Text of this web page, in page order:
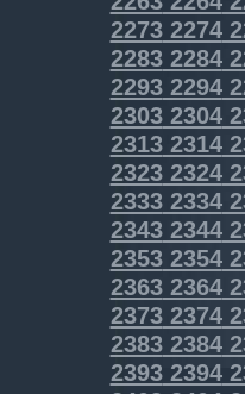
22732274
22832284
22932294
23032304
23132314
23232324
23332334
23432344
23532354
23632364
23732374
23832384
23932394